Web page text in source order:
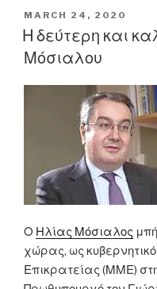
POSTED
ON
MARCH 24, 2020
Η δεύτερη και
Μόσιαλου
Ο Ηλίας Μόσιαλος
χώρας, ως
Επικρατείας (ΜΜΕ)